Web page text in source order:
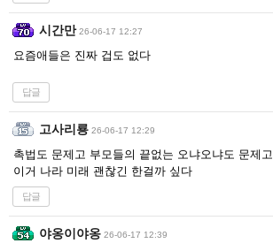
시간만 26-06-17 12:27
요즘애들은 진짜 겁도 없다
답글
고사리룡 26-06-17 12:29
촉법도 문제고 부모들의 끝없는 오냐오냐도 문제고
이거 나라 미래 괜찮긴 한걸까 싶다
답글
야옹이야옹 26-06-17 12:39